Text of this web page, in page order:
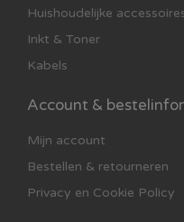
Huishoudelijke
Inkt & Toner
Kabels
Account &
Mijn account
Bestellen & retourneren
Privacy en Cookie Policy